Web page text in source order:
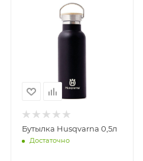
Бутылка Husqvarna 0,5л
Достаточно